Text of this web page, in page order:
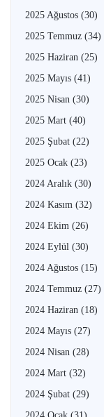
2025 Ağustos (30)
2025 Temmuz (34)
2025 Haziran (25)
2025 Mayıs (41)
2025 Nisan (30)
2025 Mart (40)
2025 Şubat (22)
2025 Ocak (23)
2024 Aralık (30)
2024 Kasım (32)
2024 Ekim (26)
2024 Eylül (30)
2024 Ağustos (15)
2024 Temmuz (27)
2024 Haziran (18)
2024 Mayıs (27)
2024 Nisan (28)
2024 Mart (32)
2024 Şubat (29)